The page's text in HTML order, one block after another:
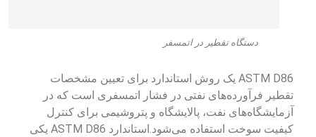
دستگاه تقطیر در اتمسفر
ASTM D86 یک روش استاندارد برای تعیین مشخصات
تقطیر فرآورده‌های نفتی در فشار اتمسفری است که در
آزمایشگاه‌های نفت، پالایشگاه و پتروشیمی برای کنترل
کیفیت سوخت استفاده می‌شود.استاندارد ASTM D86 یکی